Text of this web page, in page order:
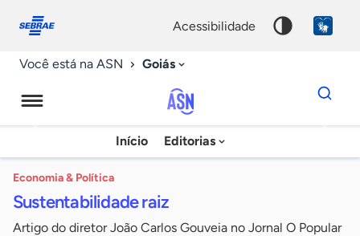
conosco
acessibilidade
Você está na ASN Goiás
Agência
Sebrae
Notícias
Início Editorias
Dados
para
chave
Economia & Política
Sustentabilidade raiz
Artigo do diretor João Carlos Gouveia no Jornal O Popular